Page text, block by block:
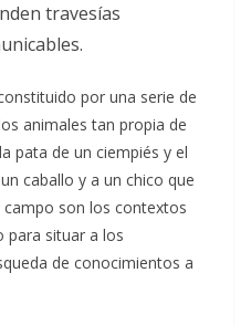
travesías
por una serie de
animales tan propia de
pata de un ciempiés y el
caballo y a un chico que
son los contextos
para situar a los
de conocimientos a